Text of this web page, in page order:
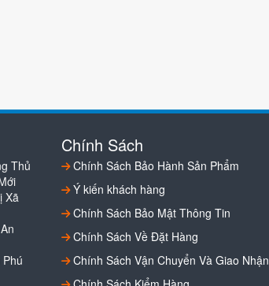
Thủ
Xã
Chính Sách
Chính Sách Bảo Hành Sản Phẩm
Ý kiến khách hàng
Chính Sách Bảo Mật Thông Tin
Chính Sách Về Đặt Hàng
Chính Sách Vận Chuyển Và Giao Nhận